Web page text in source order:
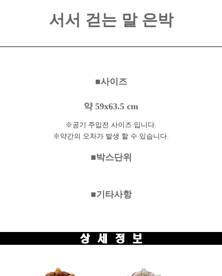
서서 걷는 말 은박
■사이즈
약 59x63.5 cm
※공기 주입전 사이즈 입니다.
※약간의 오차가 발생 할 수 있습니다.
■박스단위
■기타사항